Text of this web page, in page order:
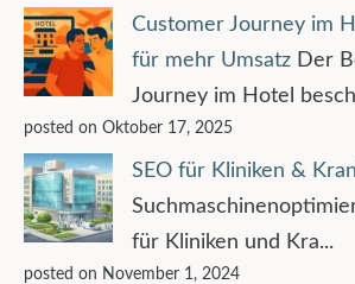
Customer Journey im
für mehr Umsatz Der
Journey im Hotel
posted on Oktober 17, 2025
SEO für Kliniken &
für Kliniken und Kra...
posted on November 1, 2024